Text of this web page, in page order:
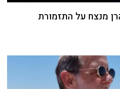
מנצח על התזמורת